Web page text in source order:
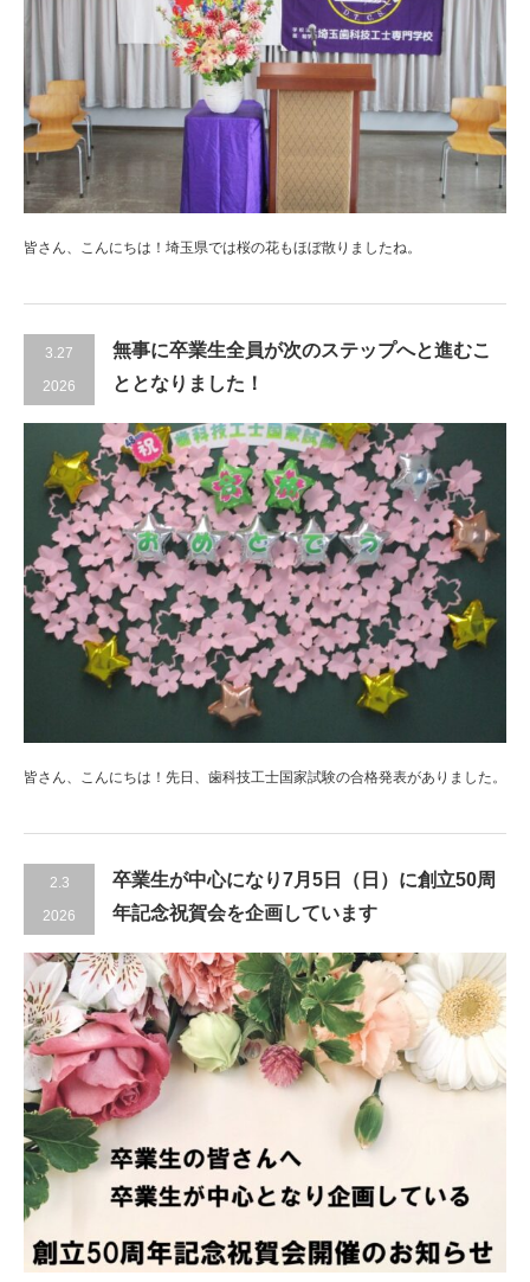
皆さん、こんにちは！埼玉県では桜の花もほぼ散りましたね。
3.27
2026
無事に卒業生全員が次のステップへと進むこ
ととなりました！
皆さん、こんにちは！先日、歯科技工士国家試験の合格発表がありました。
2.3
2026
卒業生が中心になり7月5日（日）に創立50周
年記念祝賀会を企画しています